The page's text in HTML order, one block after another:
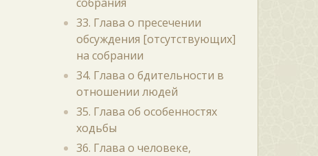
33. Глава о пресечении
обсуждения [отсутствующих]
на собрании
34. Глава о бдительности в
отношении людей
35. Глава об особенностях
ходьбы
36. Глава о человеке,